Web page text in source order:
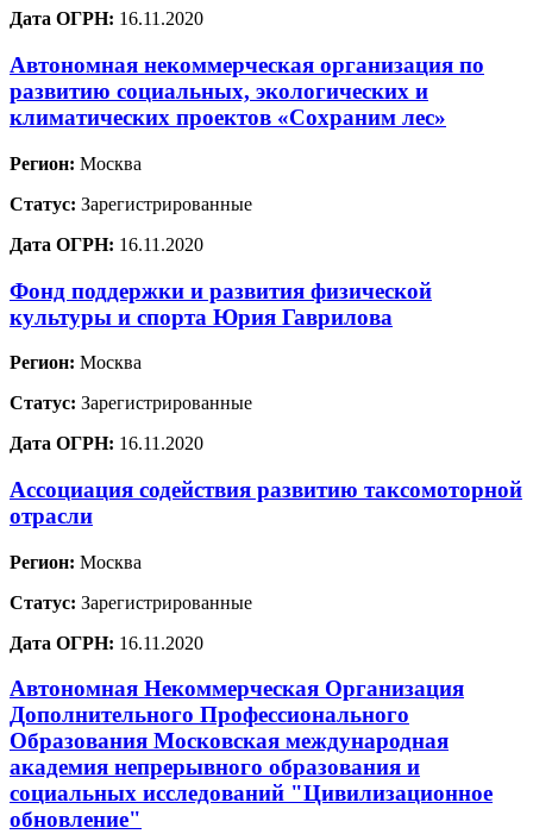
Дата ОГРН: 16.11.2020
Автономная некоммерческая организация по
развитию социальных, экологических и
климатических проектов «Сохраним лес»
Регион: Москва
Статус: Зарегистрированные
Дата ОГРН: 16.11.2020
Фонд поддержки и развития физической
культуры и спорта Юрия Гаврилова
Регион: Москва
Статус: Зарегистрированные
Дата ОГРН: 16.11.2020
Ассоциация содействия развитию таксомоторной
отрасли
Регион: Москва
Статус: Зарегистрированные
Дата ОГРН: 16.11.2020
Автономная Некоммерческая Организация
Дополнительного Профессионального
Образования Московская международная
академия непрерывного образования и
социальных исследований "Цивилизационное
обновление"